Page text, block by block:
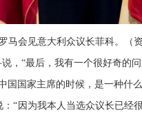
马会见意大利众议长菲科。（
，“最后，我有一个很好奇的
国国家主席的时候，是一种什
“因为我本人当选众议长已